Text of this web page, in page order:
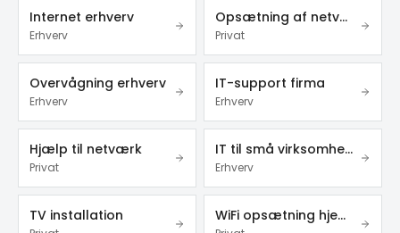
Internet erhverv
Erhverv
Opsætning af netværk
Privat
Overvågning erhverv
Erhverv
IT-support firma
Erhverv
Hjælp til netværk
Privat
IT til små virksomheder
Erhverv
TV installation WiFi opsætning hjemme